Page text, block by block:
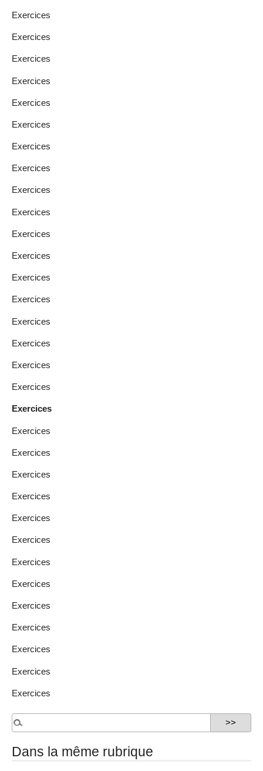
Exercices
Exercices
Exercices
Exercices
Exercices
Exercices
Exercices
Exercices
Exercices
Exercices
Exercices
Exercices
Exercices
Exercices
Exercices
Exercices
Exercices
Exercices
Exercices
Exercices
Exercices
Exercices
Exercices
Exercices
Exercices
Exercices
Exercices
Exercices
Exercices
Exercices
Exercices
Exercices
Dans la même rubrique